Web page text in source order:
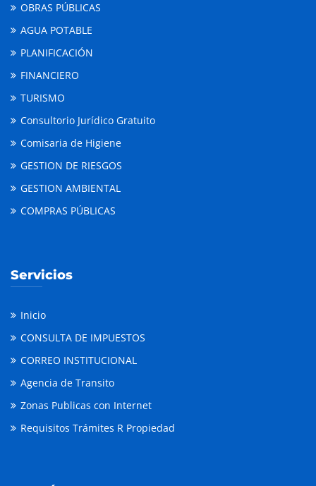
OBRAS PÚBLICAS
AGUA POTABLE
PLANIFICACIÓN
FINANCIERO
TURISMO
Consultorio Jurídico Gratuito
Comisaria de Higiene
GESTION DE RIESGOS
GESTION AMBIENTAL
COMPRAS PÚBLICAS
Servicios
Inicio
CONSULTA DE IMPUESTOS
CORREO INSTITUCIONAL
Agencia de Transito
Zonas Publicas con Internet
Requisitos Trámites R Propiedad